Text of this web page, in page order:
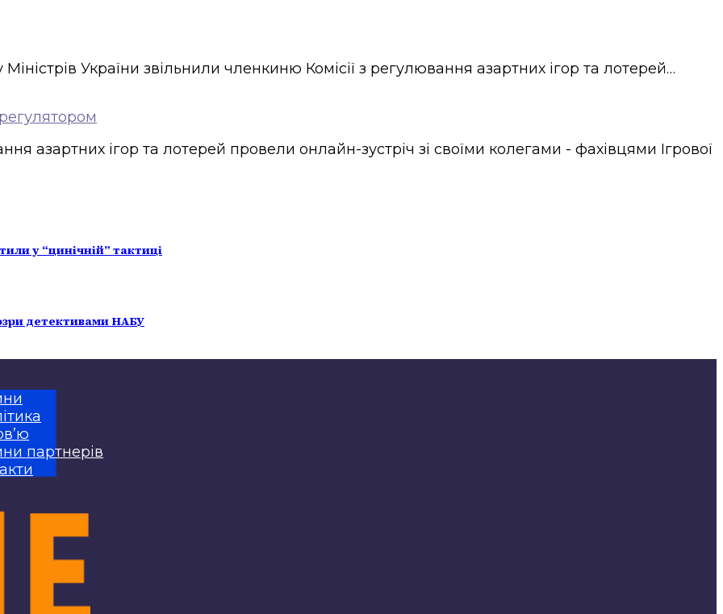
України звільнили членкиню Комісії з регулювання азартних ігор та лотерей…
азартних ігор та лотерей провели онлайн-зустріч зі своїми колегами - фахівцями Ігрової
у “цинічній” тактиці
детективами НАБУ
партнерів